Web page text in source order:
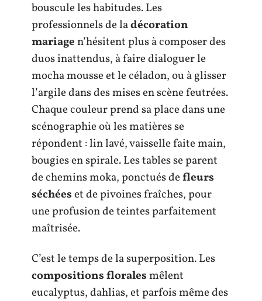
bouscule les habitudes. Les
professionnels de ladécoration
mariagen’hésitent plus à composer des
duos inattendus, à faire dialoguer le
mocha mousse et le céladon, ou à glisser
l’argile dans des mises en scène feutrées.
Chaque couleur prend sa place dans une
scénographie où les matières se
répondent : lin lavé, vaisselle faite main,
bougies en spirale. Les tables se parent
de chemins moka, ponctués defleurs
séchéeset de pivoines fraîches, pour
une profusion de teintes parfaitement
maîtrisée.
C’est le temps de la superposition. Les
compositions floralesmêlent
eucalyptus, dahlias, et parfois même des